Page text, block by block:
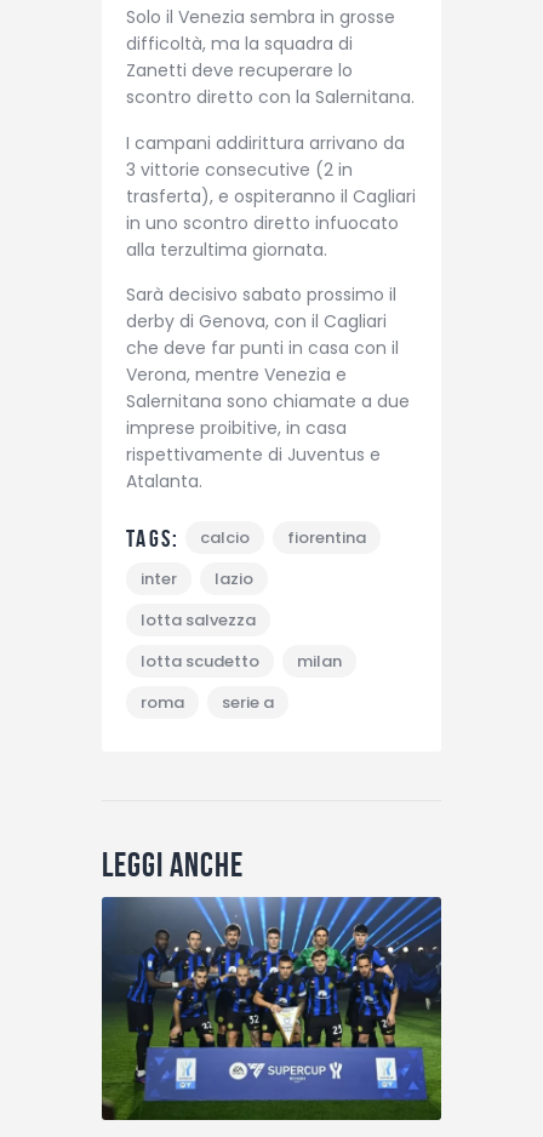
Solo il Venezia sembra in grosse
difficoltà, ma la squadra di
Zanetti deve recuperare lo
scontro diretto con la Salernitana.
I campani addirittura arrivano da
3 vittorie consecutive (2 in
trasferta), e ospiteranno il Cagliari
in uno scontro diretto infuocato
alla terzultima giornata.
Sarà decisivo sabato prossimo il
derby di Genova, con il Cagliari
che deve far punti in casa con il
Verona, mentre Venezia e
Salernitana sono chiamate a due
imprese proibitive, in casa
rispettivamente di Juventus e
Atalanta.
Tags: calcio
fiorentina
inter
lazio
lotta salvezza
lotta scudetto
milan
roma
serie a
Leggi anche